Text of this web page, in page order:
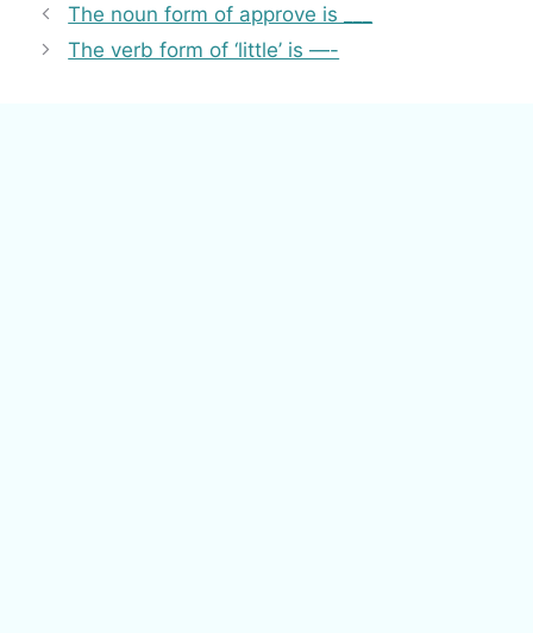
The noun form of approve is ___
The verb form of ‘little’ is —-